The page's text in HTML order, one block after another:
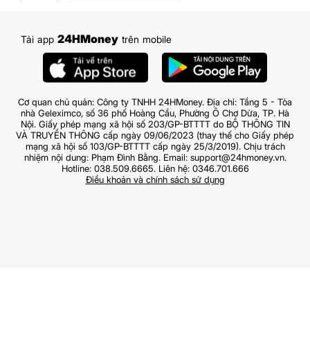
Tải app 24HMoney trên mobile
Cơ quan chủ quản: Công ty TNHH 24HMoney. Địa chỉ: Tầng 5 - Tòa
nhà Geleximco, số 36 phố Hoàng Cầu, Phường Ô Chợ Dừa, TP. Hà
Nội. Giấy phép mạng xã hội số 203/GP-BTTTT do BỘ THÔNG TIN
VÀ TRUYỀN THÔNG cấp ngày 09/06/2023 (thay thế cho Giấy phép
mạng xã hội số 103/GP-BTTTT cấp ngày 25/3/2019). Chịu trách
nhiệm nội dung: Phạm Đình Bằng. Email: support@24hmoney.vn.
Hotline: 038.509.6665. Liên hệ: 0346.701.666
Điều khoản và chính sách sử dụng